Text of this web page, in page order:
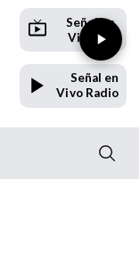
Señal en
Vivo TV
Señal en
Vivo Radio